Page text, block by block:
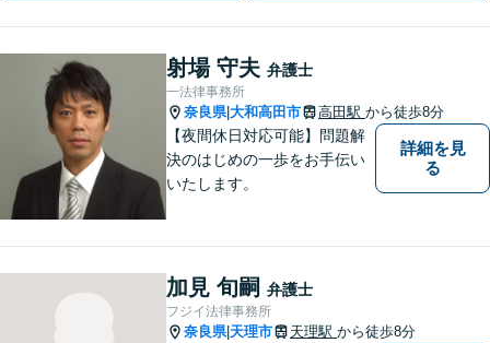
射場 守夫 弁護士
一法律事務所
奈良県|大和高田市 高田駅 から徒歩8分
【夜間休日対応可能】問題解
決のはじめの一歩をお手伝い
いたします。
詳細を見
る
加見 旬嗣 弁護士
フジイ法律事務所
奈良県| 天理市 天理駅 から徒歩8分